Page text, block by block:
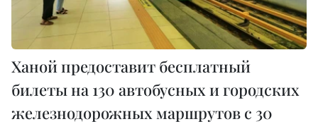
Ханой предоставит бесплатный
билеты на 130 автобусных и городских
железнодорожных маршрутов с 30